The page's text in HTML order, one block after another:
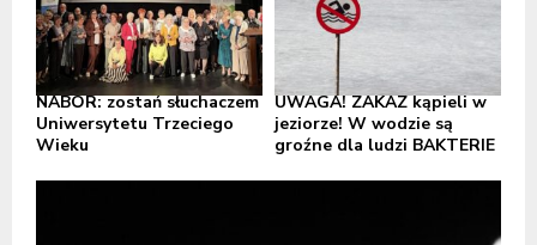
NABÓR: zostań słuchaczem
Uniwersytetu Trzeciego
Wieku
UWAGA! ZAKAZ kąpieli w
jeziorze! W wodzie są
groźne dla ludzi BAKTERIE